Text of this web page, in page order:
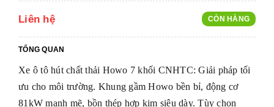
Liên hệ CÒN HÀNG
TỔNG QUAN
Xe ô tô hút chất thải Howo 7 khối CNHTC: Giải pháp tối
ưu cho môi trường. Khung gầm Howo bền bỉ, động cơ
81kW mạnh mẽ, bồn thép hợp kim siêu dày. Tùy chọn